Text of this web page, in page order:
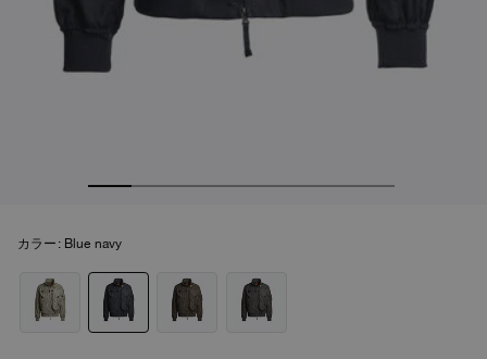
パーカージャケット
Jason Roberts
カラー: blue navy